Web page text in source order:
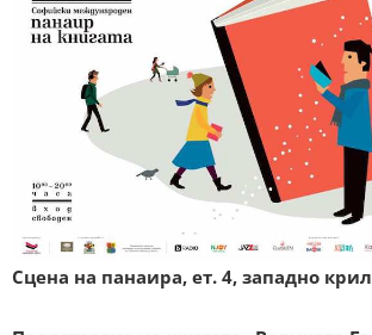
Сцена на панаира, ет. 4, западно